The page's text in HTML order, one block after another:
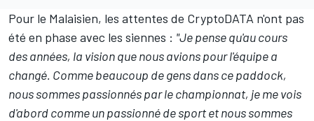
Pour le Malaisien, les attentes de CryptoDATA n'ont pas
été en phase avec les siennes : "Je pense qu'au cours
des années, la vision que nous avions pour l'équipe a
changé. Comme beaucoup de gens dans ce paddock,
nous sommes passionnés par le championnat, je me vois
d'abord comme un passionné de sport et nous sommes